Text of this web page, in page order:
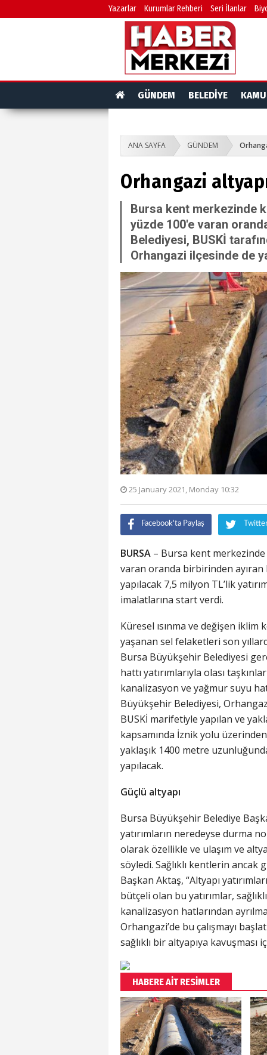
Yazarlar Kurumlar Rehberi Seri İlanlar
GÜNDEM BELEDİYE KAMU
ANA SAYFA GÜNDEM
Orhangazi
Bursa kent merkezinde
yüzde 100'e varan
Belediyesi, BUSKİ
Orhangazi ilçesinde de
25 January 2021, Monday 10:32
Facebook'ta Paylaş
BURSA – Bursa kent merkezinde
varan oranda birbirinden ayıran
yapılacak 7,5 milyon TL’lik
imalatlarına start verdi.
Küresel ısınma ve değişen iklim
yaşanan sel felaketleri son
Bursa Büyükşehir Belediyesi
hattı yatırımlarıyla olası
kanalizasyon ve yağmur suyu
Büyükşehir Belediyesi,
BUSKİ marifetiyle yapılan ve
kapsamında İznik yolu
yaklaşık 1400 metre
yapılacak.
Güçlü altyapı
Bursa Büyükşehir Belediye
yatırımların neredeyse durma
olarak özellikle ve ulaşım ve
söyledi. Sağlıklı kentlerin ancak
Başkan Aktaş, “Altyapı
bütçeli olan bu yatırımlar,
kanalizasyon hatlarından
Orhangazi’de bu çalışmayı
sağlıklı bir altyapıya kavuşması
HABERE AİT RESİMLER